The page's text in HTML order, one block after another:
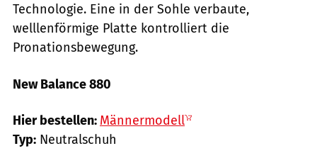
Technologie. Eine in der Sohle verbaute,
welllenförmige Platte kontrolliert die
Pronationsbewegung.
New Balance 880
Hier bestellen: Männermodell
Typ: Neutralschuh